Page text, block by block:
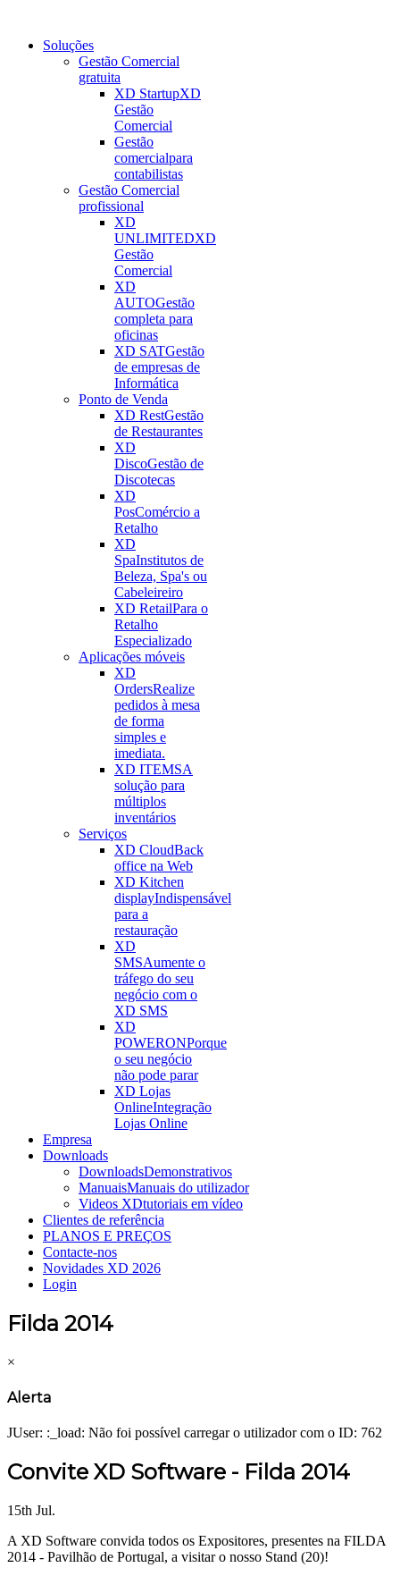
Soluções
Gestão Comercial
gratuita
XD StartupXD
Gestão
Comercial
Gestão
comercialpara
contabilistas
Gestão Comercial
profissional
XD
UNLIMITEDXD
Gestão
Comercial
XD
AUTOGestão
completa para
oficinas
XD SATGestão
de empresas de
Informática
Ponto de Venda
XD RestGestão
de Restaurantes
XD
DiscoGestão de
Discotecas
XD
PosComércio a
Retalho
XD
SpaInstitutos de
Beleza, Spa's ou
Cabeleireiro
XD RetailPara o
Retalho
Especializado
Aplicações móveis
XD
OrdersRealize
pedidos à mesa
de forma
simples e
imediata.
XD ITEMSA
solução para
múltiplos
inventários
Serviços
XD CloudBack
office na Web
XD Kitchen
displayIndispensável
para a
restauração
XD
SMSAumente o
tráfego do seu
negócio com o
XD SMS
XD
POWERONPorque
o seu negócio
não pode parar
XD Lojas
OnlineIntegração
Lojas Online
Empresa
Downloads
DownloadsDemonstrativos
ManuaisManuais do utilizador
Videos XDtutoriais em vídeo
Clientes de referência
PLANOS E PREÇOS
Contacte-nos
Novidades XD 2026
Login
Filda 2014
×
Alerta
JUser: :_load: Não foi possível carregar o utilizador com o ID: 762
Convite XD Software - Filda 2014
15th Jul.
A XD Software convida todos os Expositores, presentes na FILDA
2014 - Pavilhão de Portugal, a visitar o nosso Stand (20)!